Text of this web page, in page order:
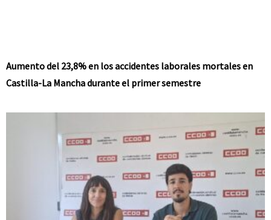
Aumento del 23,8% en los accidentes laborales mortales en
Castilla-La Mancha durante el primer semestre